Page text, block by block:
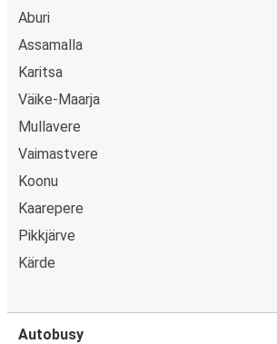
Aburi
Assamalla
Karitsa
Väike-Maarja
Mullavere
Vaimastvere
Koonu
Kaarepere
Pikkjärve
Kärde
Autobusy